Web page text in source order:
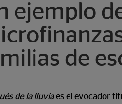
ejemplo
de
de la lluviaes el evocador